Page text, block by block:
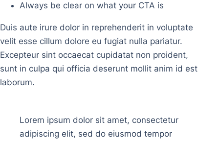
Always be clear on what your CTA is
Duis aute irure dolor in reprehenderit in voluptate
velit esse cillum dolore eu fugiat nulla pariatur.
Excepteur sint occaecat cupidatat non proident,
sunt in culpa qui officia deserunt mollit anim id est
laborum.
Lorem ipsum dolor sit amet, consectetur
adipiscing elit, sed do eiusmod tempor